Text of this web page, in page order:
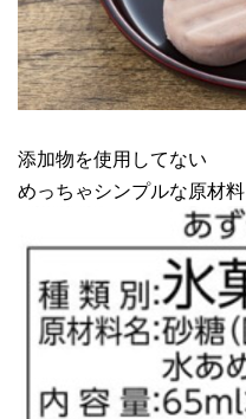
添加物を使用してない
めっちゃシンプルな原材料